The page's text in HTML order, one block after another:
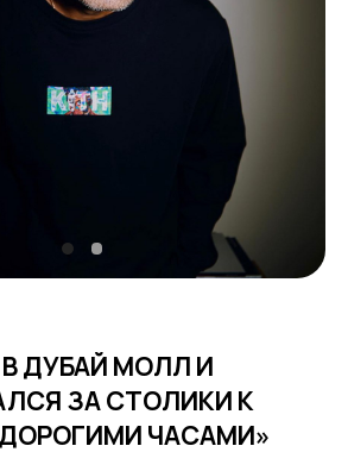
МОЛЛ И
ЗА СТОЛИКИ К
ЧАСАМИ»
с 14 лет. В 25 лет
России, а в 2016 году
мира по футболу в
году он запустил
и продакшн-агентство,
нам в агентстве
на онлайн-